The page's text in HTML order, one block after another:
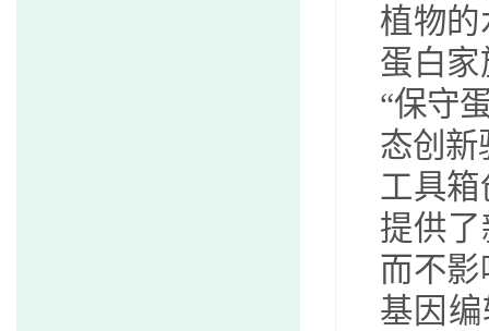
植物
蛋白
“保守
态创新
工具
提供
而不
基因